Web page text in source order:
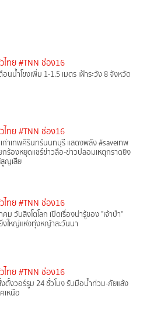
ไทย #TNN ช่อง16
นน้ำโขงเพิ่ม 1-1.5 เมตร เฝ้าระวัง 8 จังหวัด
ไทย #TNN ช่อง16
ก่าเทพศิรินทร์นนทบุรี แสดงพลัง #saveเทพ
กร้องหยุดแชร์ข่าวลือ-ข่าวปลอมเหตุกราดยิง
ญเสีย
ไทย #TNN ช่อง16
คม วันสิงโตโลก เปิดเรื่องน่ารู้ของ "เจ้าป่า"
งใหญ่แห่งทุ่งหญ้าสะวันนา
ไทย #TNN ช่อง16
ตั้งวอร์รูม 24 ชั่วโมง รับมือน้ำท่วม-ภัยแล้ง
เหนือ